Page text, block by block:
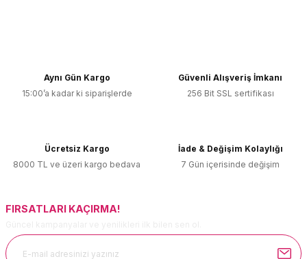
Ürün resmi kalitesiz, bozuk veya görüntülenemiyor.
Ürün fiyatı diğer sitelerden daha pahalı.
Bu ürüne benzer farklı alternatifler olmalı.
Aynı Gün Kargo
15:00’a kadar ki siparişlerde
Güvenli Alışveriş İmkanı
256 Bit SSL sertifikası
Ücretsiz Kargo
8000 TL ve üzeri kargo bedava
İade & Değişim Kolaylığı
7 Gün içerisinde değişim
FIRSATLARI KAÇIRMA!